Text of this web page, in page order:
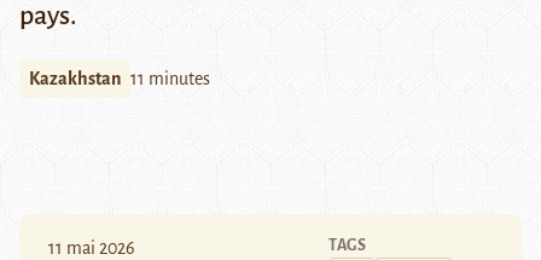
pays.
Kazakhstan 11 minutes
11 mai 2026 TAGS